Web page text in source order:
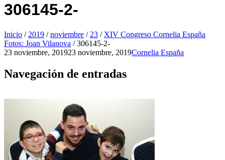
306145-2-
Inicio / 2019 / noviembre / 23 / XIV Congreso Cornelia España
Fotos: Joan Vilanova / 306145-2-
23 noviembre, 201923 noviembre, 2019Cornelia España
Navegación de entradas